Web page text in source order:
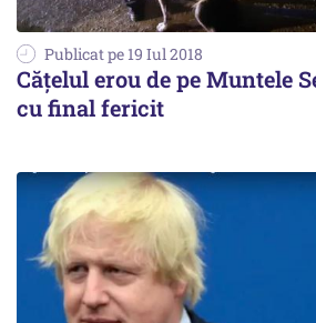
Publicat pe 19 Iul 2018
Cățelul erou de pe Muntele
cu final fericit